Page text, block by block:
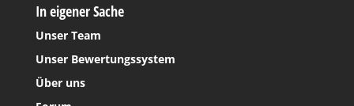
In eigener Sache
Unser Team
Unser Bewertungssystem
Über uns